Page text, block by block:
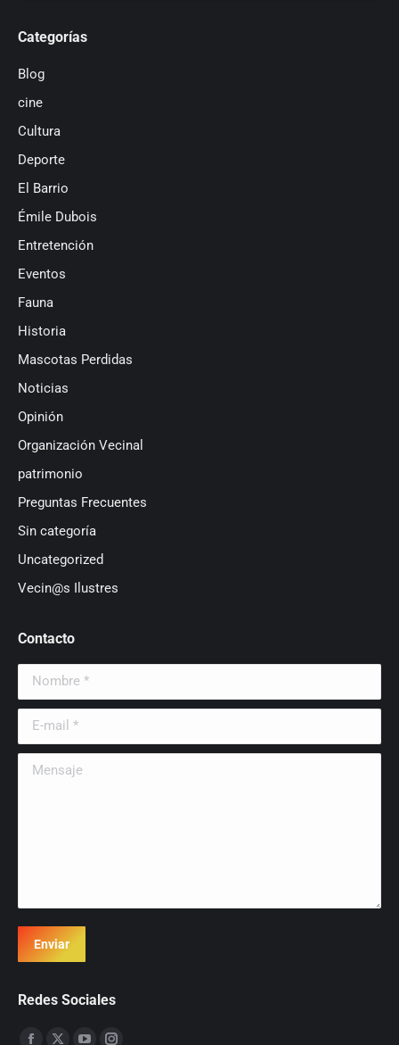
Categorías
Blog
cine
Cultura
Deporte
El Barrio
Émile Dubois
Entretención
Eventos
Fauna
Historia
Mascotas Perdidas
Noticias
Opinión
Organización Vecinal
patrimonio
Preguntas Frecuentes
Sin categoría
Uncategorized
Vecin@s Ilustres
Contacto
Nombre *
E-mail *
Mensaje
Enviar
Redes Sociales
Encuéntranos en: